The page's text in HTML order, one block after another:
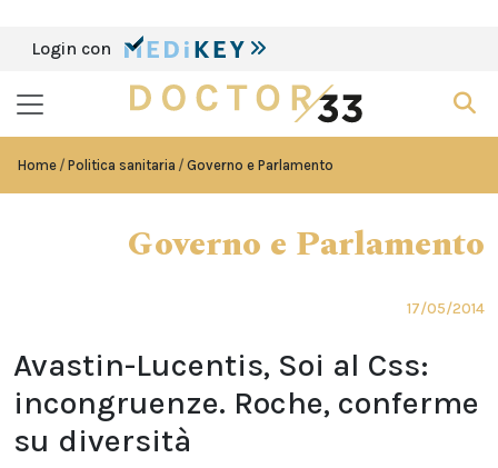
Login con
Home Politica sanitaria Governo e Parlamento
Governo e Parlamento
17/05/2014
Avastin-Lucentis, Soi al Css:
incongruenze. Roche, conferme
su diversità